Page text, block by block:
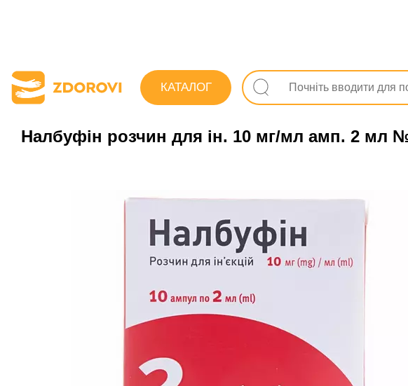
КАТАЛОГ
Пошук ліків Ліки Знеболювальні та спазмолітичні
Налбуфін розчин для ін. 10 мг/мл амп. 2 мл